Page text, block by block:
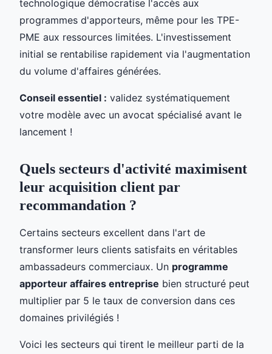
technologique démocratise l'accès aux
programmes d'apporteurs, même pour les TPE-
PME aux ressources limitées. L'investissement
initial se rentabilise rapidement via l'augmentation
du volume d'affaires générées.
Conseil essentiel : validez systématiquement
votre modèle avec un avocat spécialisé avant le
lancement !
Quels secteurs d'activité maximisent
leur acquisition client par
recommandation ?
Certains secteurs excellent dans l'art de
transformer leurs clients satisfaits en véritables
ambassadeurs commerciaux. Un programme
apporteur affaires entreprise bien structuré peut
multiplier par 5 le taux de conversion dans ces
domaines privilégiés !
Voici les secteurs qui tirent le meilleur parti de la